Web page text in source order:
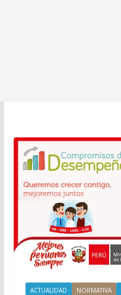
ACTUALIDAD NORMATIVA